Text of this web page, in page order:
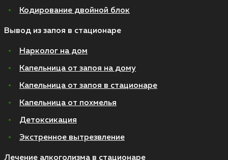
Кодирование двойной блок
Вывод из запоя в стационаре
Нарколог на дом
Капельница от запоя на дому
Капельница от запоя в стационаре
Капельница от похмелья
Детоксикация
Экстренное вытрезвление
Лечение алкоголизма в стационаре